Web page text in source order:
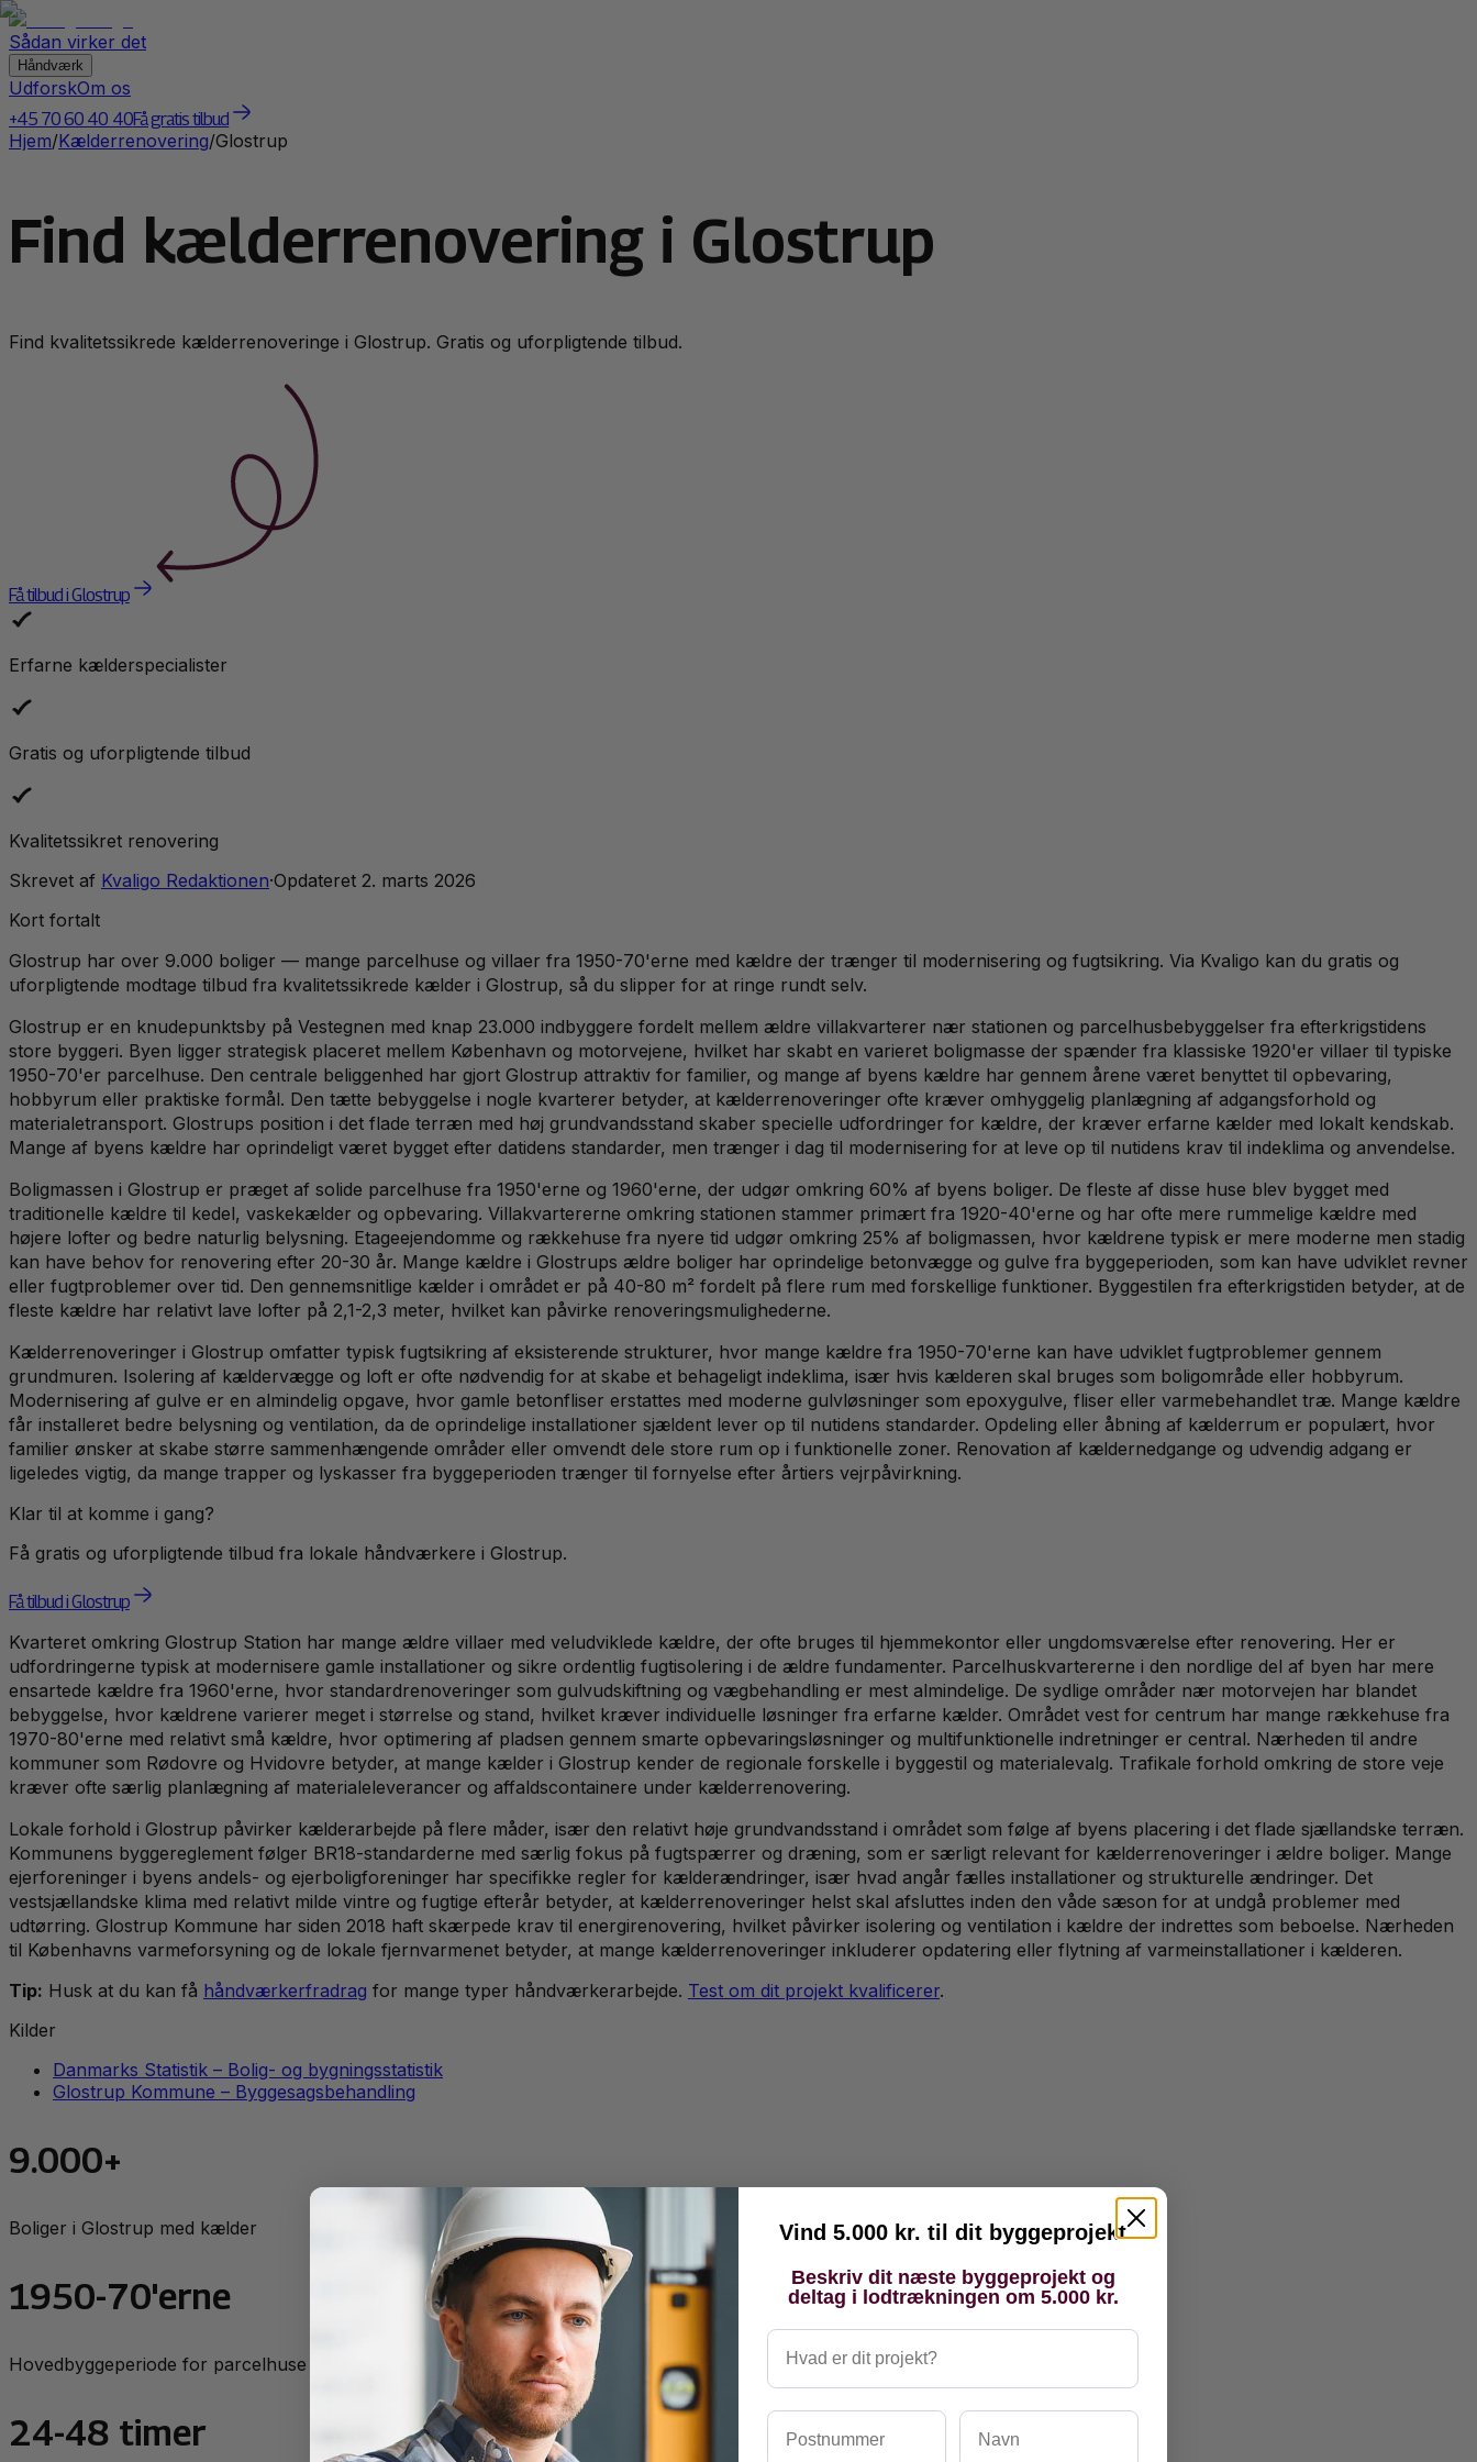
Sådan virker det
Håndværk
UdforskOm os
+45 70 60 40 40Få gratis tilbud
Hjem/Kælderrenovering/Glostrup
Find kælderrenovering i Glostrup
Find kvalitetssikrede kælderrenoveringe i Glostrup. Gratis og uforpligtende tilbud.
Få tilbud i Glostrup
Erfarne kælderspecialister
Gratis og uforpligtende tilbud
Kvalitetssikret renovering
Skrevet af Kvaligo Redaktionen·Opdateret 2. marts 2026
Kort fortalt
Glostrup har over 9.000 boliger — mange parcelhuse og villaer fra 1950-70'erne med kældre der trænger til modernisering og fugtsikring. Via Kvaligo kan du gratis og
uforpligtende modtage tilbud fra kvalitetssikrede kælder i Glostrup, så du slipper for at ringe rundt selv.
Glostrup er en knudepunktsby på Vestegnen med knap 23.000 indbyggere fordelt mellem ældre villakvarterer nær stationen og parcelhusbebyggelser fra efterkrigstidens
store byggeri. Byen ligger strategisk placeret mellem København og motorvejene, hvilket har skabt en varieret boligmasse der spænder fra klassiske 1920'er villaer til typiske
1950-70'er parcelhuse. Den centrale beliggenhed har gjort Glostrup attraktiv for familier, og mange af byens kældre har gennem årene været benyttet til opbevaring,
hobbyrum eller praktiske formål. Den tætte bebyggelse i nogle kvarterer betyder, at kælderrenoveringer ofte kræver omhyggelig planlægning af adgangsforhold og
materialetransport. Glostrups position i det flade terræn med høj grundvandsstand skaber specielle udfordringer for kældre, der kræver erfarne kælder med lokalt kendskab.
Mange af byens kældre har oprindeligt været bygget efter datidens standarder, men trænger i dag til modernisering for at leve op til nutidens krav til indeklima og anvendelse.
Boligmassen i Glostrup er præget af solide parcelhuse fra 1950'erne og 1960'erne, der udgør omkring 60% af byens boliger. De fleste af disse huse blev bygget med
traditionelle kældre til kedel, vaskekælder og opbevaring. Villakvartererne omkring stationen stammer primært fra 1920-40'erne og har ofte mere rummelige kældre med
højere lofter og bedre naturlig belysning. Etageejendomme og rækkehuse fra nyere tid udgør omkring 25% af boligmassen, hvor kældrene typisk er mere moderne men stadig
kan have behov for renovering efter 20-30 år. Mange kældre i Glostrups ældre boliger har oprindelige betonvægge og gulve fra byggeperioden, som kan have udviklet revner
eller fugtproblemer over tid. Den gennemsnitlige kælder i området er på 40-80 m² fordelt på flere rum med forskellige funktioner. Byggestilen fra efterkrigstiden betyder, at de
fleste kældre har relativt lave lofter på 2,1-2,3 meter, hvilket kan påvirke renoveringsmulighederne.
Kælderrenoveringer i Glostrup omfatter typisk fugtsikring af eksisterende strukturer, hvor mange kældre fra 1950-70'erne kan have udviklet fugtproblemer gennem
grundmuren. Isolering af kældervægge og loft er ofte nødvendig for at skabe et behageligt indeklima, især hvis kælderen skal bruges som boligområde eller hobbyrum.
Modernisering af gulve er en almindelig opgave, hvor gamle betonfliser erstattes med moderne gulvløsninger som epoxygulve, fliser eller varmebehandlet træ. Mange kældre
får installeret bedre belysning og ventilation, da de oprindelige installationer sjældent lever op til nutidens standarder. Opdeling eller åbning af kælderrum er populært, hvor
familier ønsker at skabe større sammenhængende områder eller omvendt dele store rum op i funktionelle zoner. Renovation af kældernedgange og udvendig adgang er
ligeledes vigtig, da mange trapper og lyskasser fra byggeperioden trænger til fornyelse efter årtiers vejrpåvirkning.
Klar til at komme i gang?
Få gratis og uforpligtende tilbud fra lokale håndværkere i Glostrup.
Få tilbud i Glostrup
Kvarteret omkring Glostrup Station har mange ældre villaer med veludviklede kældre, der ofte bruges til hjemmekontor eller ungdomsværelse efter renovering. Her er
udfordringerne typisk at modernisere gamle installationer og sikre ordentlig fugtisolering i de ældre fundamenter. Parcelhuskvartererne i den nordlige del af byen har mere
ensartede kældre fra 1960'erne, hvor standardrenoveringer som gulvudskiftning og vægbehandling er mest almindelige. De sydlige områder nær motorvejen har blandet
bebyggelse, hvor kældrene varierer meget i størrelse og stand, hvilket kræver individuelle løsninger fra erfarne kælder. Området vest for centrum har mange rækkehuse fra
1970-80'erne med relativt små kældre, hvor optimering af pladsen gennem smarte opbevaringsløsninger og multifunktionelle indretninger er central. Nærheden til andre
kommuner som Rødovre og Hvidovre betyder, at mange kælder i Glostrup kender de regionale forskelle i byggestil og materialevalg. Trafikale forhold omkring de store veje
kræver ofte særlig planlægning af materialeleverancer og affaldscontainere under kælderrenovering.
Lokale forhold i Glostrup påvirker kælderarbejde på flere måder, især den relativt høje grundvandsstand i området som følge af byens placering i det flade sjællandske terræn.
Kommunens byggereglement følger BR18-standarderne med særlig fokus på fugtspærrer og dræning, som er særligt relevant for kælderrenoveringer i ældre boliger. Mange
ejerforeninger i byens andels- og ejerboligforeninger har specifikke regler for kælderændringer, især hvad angår fælles installationer og strukturelle ændringer. Det
vestsjællandske klima med relativt milde vintre og fugtige efterår betyder, at kælderrenoveringer helst skal afsluttes inden den våde sæson for at undgå problemer med
udtørring. Glostrup Kommune har siden 2018 haft skærpede krav til energirenovering, hvilket påvirker isolering og ventilation i kældre der indrettes som beboelse. Nærheden
til Københavns varmeforsyning og de lokale fjernvarmenet betyder, at mange kælderrenoveringer inkluderer opdatering eller flytning af varmeinstallationer i kælderen.
Tip: Husk at du kan få håndværkerfradrag for mange typer håndværkerarbejde. Test om dit projekt kvalificerer.
Kilder
Danmarks Statistik – Bolig- og bygningsstatistik
Glostrup Kommune – Byggesagsbehandling
9.000+
Boliger i Glostrup med kælder
1950-70'erne
Hovedbyggeperiode for parcelhuse
24-48 timer
Vind 5.000 kr. til dit byggeprojekt
Beskriv dit næste byggeprojekt og
deltag i lodtrækningen om 5.000 kr.
Hvad er dit projekt?
Postnummer Navn